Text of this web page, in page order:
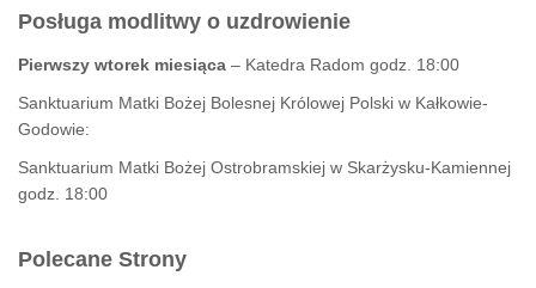
Posługa modlitwy o uzdrowienie
Pierwszy wtorek miesiąca – Katedra Radom godz. 18:00
Sanktuarium Matki Bożej Bolesnej Królowej Polski w Kałkowie-
Godowie:
Sanktuarium Matki Bożej Ostrobramskiej w Skarżysku-Kamiennej
godz. 18:00
Polecane Strony